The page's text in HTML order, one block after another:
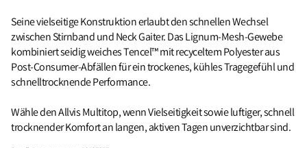
Seine vielseitige Konstruktion erlaubt den schnellen Wechsel
zwischen Stirnband und Neck Gaiter. Das Lignum-Mesh-Gewebe
kombiniert seidig weiches Tencel™ mit recyceltem Polyester aus
Post-Consumer-Abfällen für ein trockenes, kühles Tragegefühl und
schnelltrocknende Performance.
Wähle den Allvis Multitop, wenn Vielseitigkeit sowie luftiger, schnell
trocknender Komfort an langen, aktiven Tagen unverzichtbar sind.